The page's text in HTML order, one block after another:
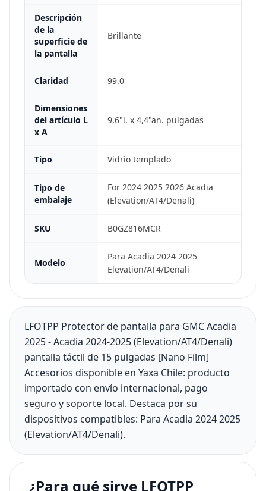
Descripción
de la
superficie de
la pantalla
Brillante
Claridad 99.0
Dimensiones
del artículo L
x A
9,6"l. x 4,4"an. pulgadas
Tipo Vidrio templado
Tipo de
embalaje
For 2024 2025 2026 Acadia
(Elevation/AT4/Denali)
SKU B0GZ816MCR
Modelo
Para Acadia 2024 2025
Elevation/AT4/Denali
LFOTPP Protector de pantalla para GMC Acadia
2025 - Acadia 2024-2025 (Elevation/AT4/Denali)
pantalla táctil de 15 pulgadas [Nano Film]
Accesorios disponible en Yaxa Chile: producto
importado con envío internacional, pago
seguro y soporte local. Destaca por su
dispositivos compatibles: Para Acadia 2024 2025
(Elevation/AT4/Denali).
¿Para qué sirve LFOTPP